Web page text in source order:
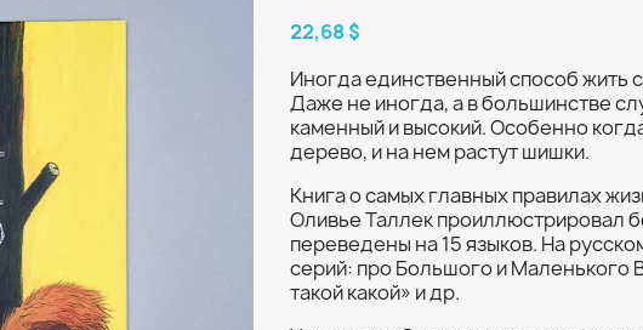
22,68 $
Иногда единственный способ жить
Даже не иногда, а в большинстве
каменный и высокий. Особенно
дерево, и на нем растут шишки.
Книга о самых главных правилах
Оливье Таллек проиллюстрировал
переведены на 15 языков. На
серий: про Большого и Маленького
такой какой» и др.